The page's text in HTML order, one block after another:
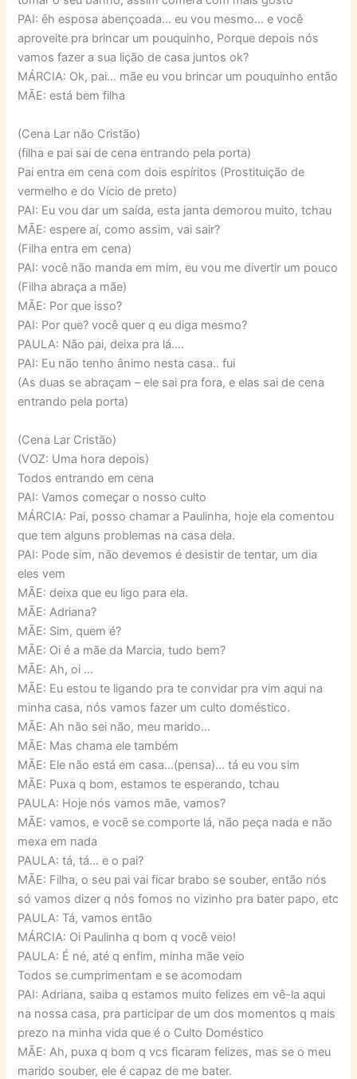
PAI: êh esposa abençoada… eu vou mesmo… e você
aproveite pra brincar um pouquinho, Porque depois nós
vamos fazer a sua lição de casa juntos ok?
MÁRCIA: Ok, pai… mãe eu vou brincar um pouquinho então
MÃE: está bem filha
(Cena Lar não Cristão)
(filha e pai sai de cena entrando pela porta)
Pai entra em cena com dois espíritos (Prostituição de
vermelho e do Vício de preto)
PAI: Eu vou dar um saída, esta janta demorou muito, tchau
MÃE: espere aí, como assim, vai sair?
(Filha entra em cena)
PAI: você não manda em mim, eu vou me divertir um pouco
(Filha abraça a mãe)
MÃE: Por que isso?
PAI: Por que? você quer q eu diga mesmo?
PAULA: Não pai, deixa pra lá….
PAI: Eu não tenho ânimo nesta casa.. fui
(As duas se abraçam – ele sai pra fora, e elas sai de cena
entrando pela porta)
(Cena Lar Cristão)
(VOZ: Uma hora depois)
Todos entrando em cena
PAI: Vamos começar o nosso culto
MÁRCIA: Pai, posso chamar a Paulinha, hoje ela comentou
que tem alguns problemas na casa dela.
PAI: Pode sim, não devemos é desistir de tentar, um dia
eles vem
MÃE: deixa que eu ligo para ela.
MÃE: Adriana?
MÃE: Sim, quem é?
MÃE: Oi é a mãe da Marcia, tudo bem?
MÃE: Ah, oi …
MÃE: Eu estou te ligando pra te convidar pra vim aqui na
minha casa, nós vamos fazer um culto doméstico.
MÃE: Ah não sei não, meu marido…
MÃE: Mas chama ele também
MÃE: Ele não está em casa…(pensa)… tá eu vou sim
MÃE: Puxa q bom, estamos te esperando, tchau
PAULA: Hoje nós vamos mãe, vamos?
MÃE: vamos, e você se comporte lá, não peça nada e não
mexa em nada
PAULA: tá, tá… e o pai?
MÃE: Filha, o seu pai vai ficar brabo se souber, então nós
só vamos dizer q nós fomos no vizinho pra bater papo, etc
PAULA: Tá, vamos então
MÁRCIA: Oi Paulinha q bom q você veio!
PAULA: É né, até q enfim, minha mãe veio
Todos se cumprimentam e se acomodam
PAI: Adriana, saiba q estamos muito felizes em vê-la aqui
na nossa casa, pra participar de um dos momentos q mais
prezo na minha vida que é o Culto Doméstico
MÃE: Ah, puxa q bom q vcs ficaram felizes, mas se o meu
marido souber, ele é capaz de me bater.